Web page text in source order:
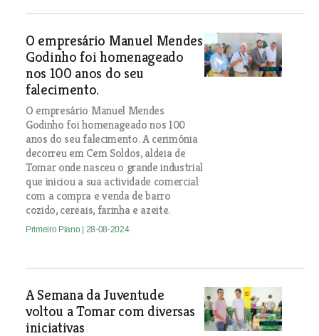
O empresário Manuel Mendes
Godinho foi homenageado
nos 100 anos do seu
falecimento.
O empresário Manuel Mendes
Godinho foi homenageado nos 100
anos do seu falecimento. A cerimónia
decorreu em Cem Soldos, aldeia de
Tomar onde nasceu o grande industrial
que iniciou a sua actividade comercial
com a compra e venda de barro
cozido, cereais, farinha e azeite.
Primeiro Plano | 28-08-2024
A Semana da Juventude
voltou a Tomar com diversas
iniciativas